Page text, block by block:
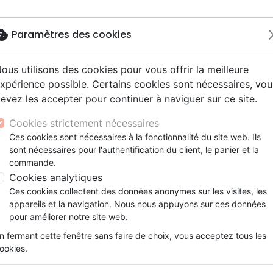
NouveautésBibles
courant
Français fondamental
Bibles d'étude
Bibles audio
Nouveaux Testaments
Livres
société, politique
adoration, louange
santé
couple
Israël, Messianique
Evangelisation
Témoignages, biographies
Romans
jeunes
jeunesse
méditations jeunesse
Livres d'activités
CD Jeunesse
Enseignement jeunesse
hop
Noël, Musique de fête
Compilations
Rock
vraies, témoignages
reportages
Concerts, spectacles
Enseignement, conférences
cadeaux Jeux
fort ! - 100 méditations sur Dieu et la science
Trop fort !
Louie Giglio
RéférenceOUR2065 EAN9782889130658
Description
Seigneur, partout où je regarde, je
Paramètres des cookies
utilisons des cookies pour vous offrir la meilleure
possible. Certains cookies sont nécessaires,
les accepter pour continuer à naviguer sur ce site.
Cookies strictement nécessaires
Ces cookies sont nécessaires à la fonctionnalité du site web. Ils
sont nécessaires pour l'authentification du client, le panier et la
commande.
Cookies analytiques
Ces cookies collectent des données anonymes sur les visites, les
appareils et la navigation. Nous nous appuyons sur ces données
pour améliorer notre site web.
fermant cette fenêtre sans faire de choix, vous acceptez tous les